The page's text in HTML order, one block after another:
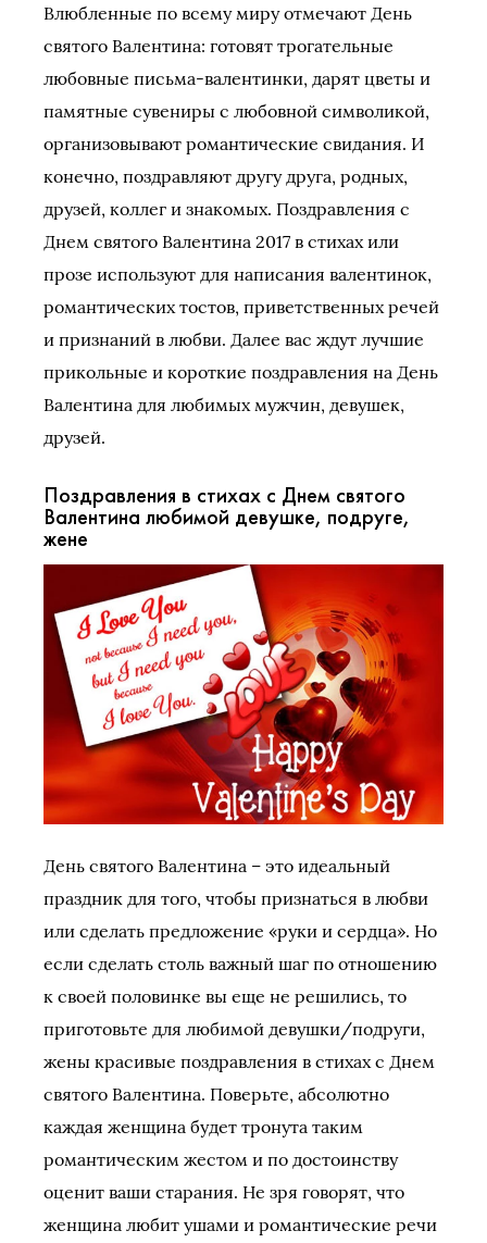
Влюбленные по всему миру отмечают День
святого Валентина: готовят трогательные
любовные письма-валентинки, дарят цветы и
памятные сувениры с любовной символикой,
организовывают романтические свидания. И
конечно, поздравляют другу друга, родных,
друзей, коллег и знакомых. Поздравления с
Днем святого Валентина 2017 в стихах или
прозе используют для написания валентинок,
романтических тостов, приветственных речей
и признаний в любви. Далее вас ждут лучшие
прикольные и короткие поздравления на День
Валентина для любимых мужчин, девушек,
друзей.
Поздравления в стихах с Днем святого
Валентина любимой девушке, подруге,
жене
День святого Валентина – это идеальный
праздник для того, чтобы признаться в любви
или сделать предложение «руки и сердца». Но
если сделать столь важный шаг по отношению
к своей половинке вы еще не решились, то
приготовьте для любимой девушки/подруги,
жены красивые поздравления в стихах с Днем
святого Валентина. Поверьте, абсолютно
каждая женщина будет тронута таким
романтическим жестом и по достоинству
оценит ваши старания. Не зря говорят, что
женщина любит ушами и романтические речи